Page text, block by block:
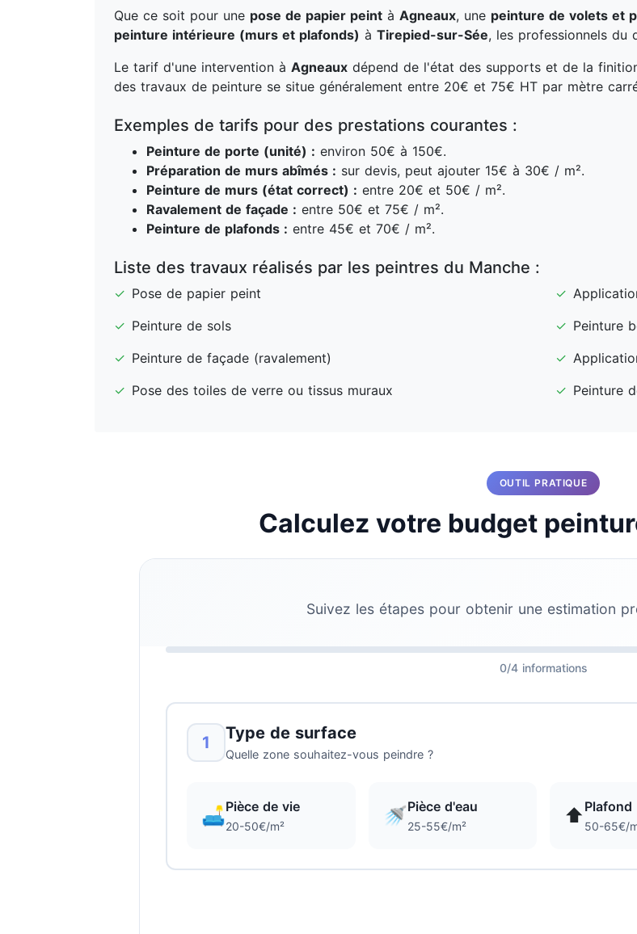
Que ce soit pour une pose de papier peint à Agneaux, une peinture de volets et
peinture intérieure (murs et plafonds) à Tirepied-sur-Sée, les professionnels du
Le tarif d'une intervention à Agneaux dépend de l'état des supports et de la
des travaux de peinture se situe généralement entre 20€ et 75€ HT par mètre
Exemples de tarifs pour des prestations courantes :
Peinture de porte (unité) : environ 50€ à 150€.
Préparation de murs abîmés : sur devis, peut ajouter 15€ à 30€ / m².
Peinture de murs (état correct) : entre 20€ et 50€ / m².
Ravalement de façade : entre 50€ et 75€ / m².
Peinture de plafonds : entre 45€ et 70€ / m².
Liste des travaux réalisés par les peintres du Manche :
✓ Pose de papier peint ✓
✓ Peinture de sols ✓ Peinture
✓ Peinture de façade (ravalement) ✓
✓ Pose des toiles de verre ou tissus muraux ✓ Peinture
OUTIL PRATIQUE
Calculez votre budget
Suivez les étapes pour obtenir une estimation
0/4 informations
1 Type de surface
Quelle zone souhaitez-vous peindre ?
🛋️Pièce de vie
20-50€/m² 🚿Pièce d'eau
25-55€/m² ⬆️ Plafond
50-65€/